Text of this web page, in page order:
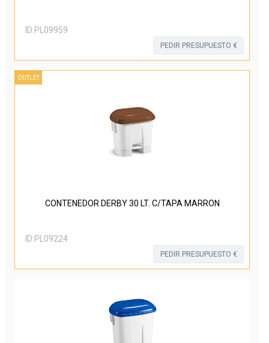
ID:PL09959
PEDIR PRESUPUESTO €
OUTLET
CONTENEDOR DERBY 30 LT. C/TAPA MARRON
ID:PL09224
PEDIR PRESUPUESTO €